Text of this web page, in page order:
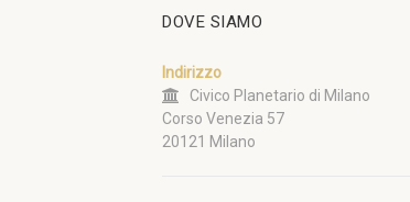
DOVE SIAMO
Indirizzo
Civico Planetario di Milano
Corso Venezia 57
20121 Milano